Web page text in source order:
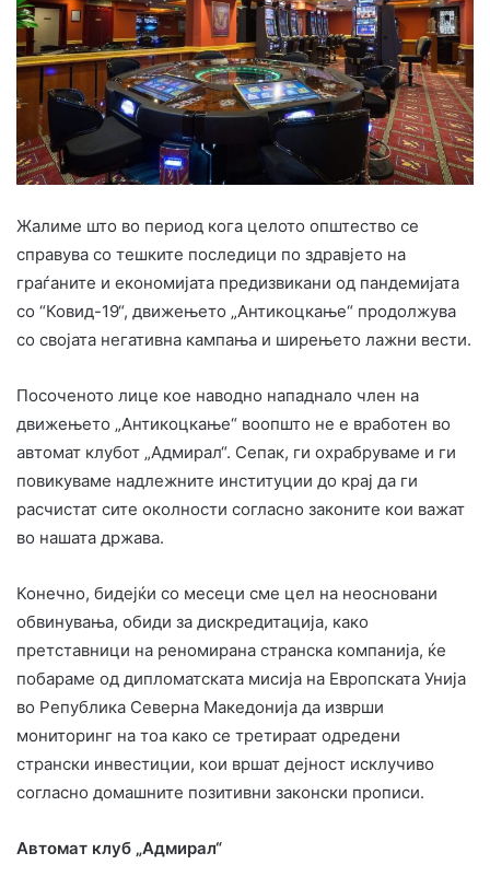
Жалиме што во период кога целото општество се
справува со тешките последици по здравјето на
граѓаните и економијата предизвикани од пандемијата
со “Ковид-19“, движењето „Антикоцкање“ продолжува
со својата негативна кампања и ширењето лажни вести.
Посоченото лице кое наводно нападнало член на
движењето „Антикоцкање“ воопшто не е вработен во
автомат клубот „Адмирал“. Сепак, ги охрабруваме и ги
повикуваме надлежните институции до крај да ги
расчистат сите околности согласно законите кои важат
во нашата држава.
Конечно, бидејќи со месеци сме цел на неосновани
обвинувања, обиди за дискредитација, како
претставници на реномирана странска компанија, ќе
побараме од дипломатската мисија на Европската Унија
во Република Северна Македонија да изврши
мониторинг на тоа како се третираат одредени
странски инвестиции, кои вршат дејност исклучиво
согласно домашните позитивни законски прописи.
Автомат клуб „Адмирал“